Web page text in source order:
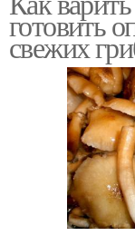
готовить
свежих